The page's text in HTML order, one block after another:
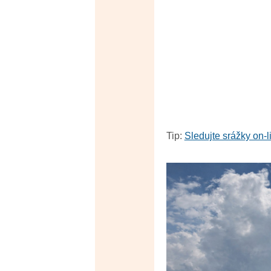
Tip: Sledujte srážky on-